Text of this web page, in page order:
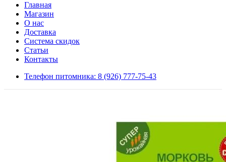
Главная
Магазин
О нас
Доставка
Система скидок
Статьи
Контакты
Телефон питомника: 8 (926) 777-75-43